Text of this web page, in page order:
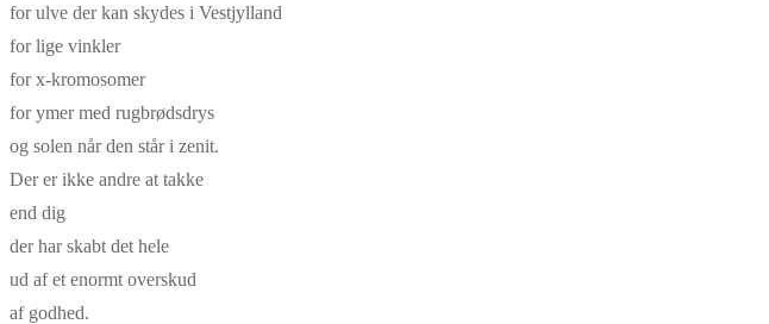
for ulve der kan skydes i Vestjylland
for lige vinkler
for x-kromosomer
for ymer med rugbrødsdrys
og solen når den står i zenit.
Der er ikke andre at takke
end dig
der har skabt det hele
ud af et enormt overskud
af godhed.